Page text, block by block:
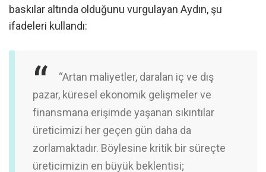
baskılar altında olduğunu vurgulayan Aydın, şu
ifadeleri kullandı:
“Artan maliyetler, daralan iç ve dış
pazar, küresel ekonomik gelişmeler ve
finansmana erişimde yaşanan sıkıntılar
üreticimizi her geçen gün daha da
zorlamaktadır. Böylesine kritik bir süreçte
üreticimizin en büyük beklentisi;